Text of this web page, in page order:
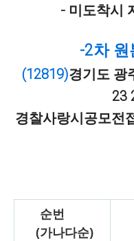
- 미도착시
-2차 원
(12819)경기도 광
23
경찰사랑시공모전
순번
(가나다순)